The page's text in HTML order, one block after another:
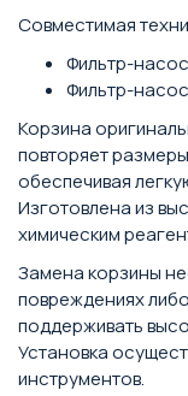
Совместимая
Фильтр-
Фильтр-
Корзина
повторяет
обеспечивая
Изготовлена из
химическим
Замена корзины
повреждениях
поддерживать
Установка
инструментов.